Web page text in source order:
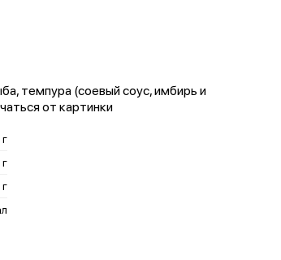
темпура (соевый соус, имбирь и
от картинки